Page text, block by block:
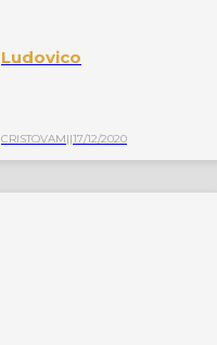
Ludovico
CRISTOVAM||17/12/2020